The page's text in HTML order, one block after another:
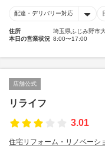
配達・デリバリー対応
住所
埼玉県ふじみ野市
本日の営業状況 8:00〜17:00
店舗公式
リライフ
3.01
住宅リフォーム・リノベーシ